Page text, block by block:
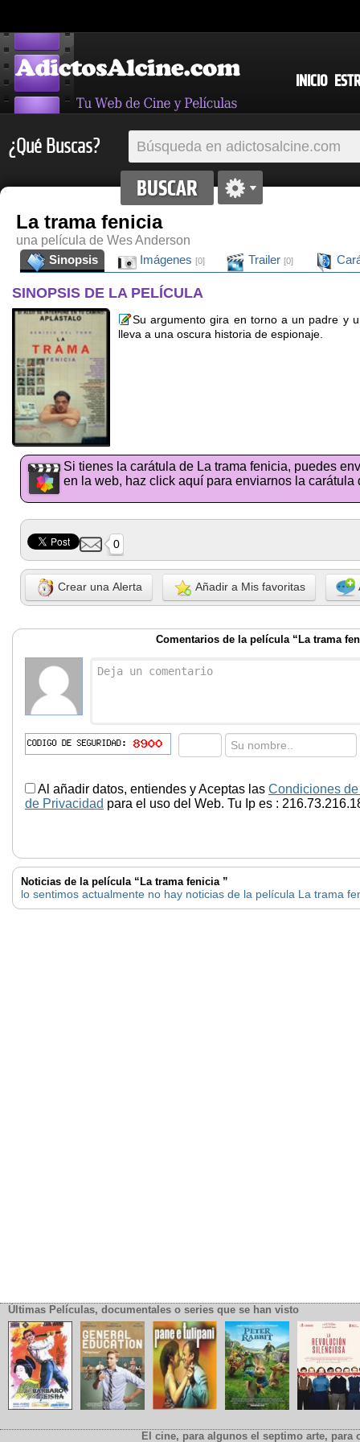
INICIO
¿Qué Buscas?
La trama fenicia
una película de Wes Anderson
Sinopsis
Imágenes [0] Trailer [0]
SINOPSIS DE LA PELÍCULA
Su argumento gira en torno a un padre y
lleva a una oscura historia de espionaje.
Si tienes la carátula de La trama fenicia, puedes
en la web, haz click aquí para enviarnos la carátula
0
Crear una Alerta Añadir a Mis favoritas
Comentarios de la película “La trama
Al añadir datos, entiendes y Aceptas las Condiciones
de Privacidad para el uso del Web. Tu Ip es :
Noticias de la película “La trama fenicia ”
lo sentimos actualmente no hay noticias de la película La trama
Últimas Películas, documentales o series que se han visto
El cine, para algunos el septimo arte,